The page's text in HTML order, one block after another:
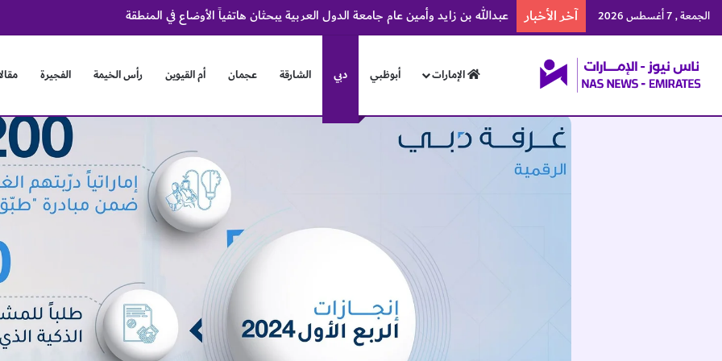
الجمعة , 7 أغسطس 2026 آخر الأخبار منتخبنا الوطني يرفع رصيده إلى 57 ميدالية في بطولة العالم للجوجيتسو
الإمارات أبوظبي دبي الشارقة عجمان أم القيوين رأس الخيمة الفجيرة